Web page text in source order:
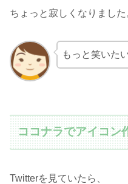
ちょっと寂しくなりました
もっと笑いた
ココナラでアイコン
Twitterを見ていたら、